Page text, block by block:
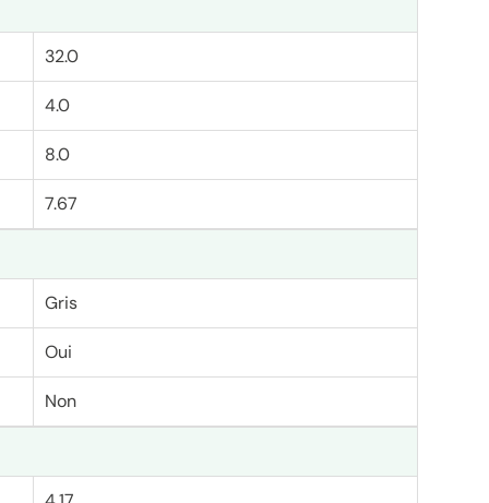
32.0
4.0
8.0
7.67
Gris
Oui
Non